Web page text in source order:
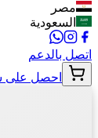
مصر
السعودية
اتصل بالدعم
احصل على